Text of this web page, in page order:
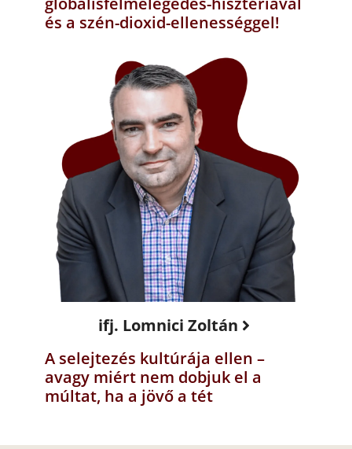
és a szén-dioxid-ellenességgel!
ifj. Lomnici Zoltán
A selejtezés kultúrája ellen –
avagy miért nem dobjuk el a
múltat, ha a jövő a tét